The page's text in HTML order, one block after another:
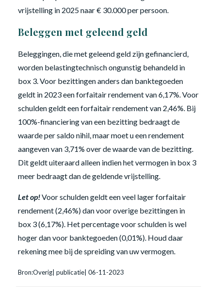
vrijstelling in 2025 naar € 30.000 per persoon.
Beleggen met geleend geld
Beleggingen, die met geleend geld zijn gefinancierd,
worden belastingtechnisch ongunstig behandeld in
box 3. Voor bezittingen anders dan banktegoeden
geldt in 2023 een forfaitair rendement van 6,17%. Voor
schulden geldt een forfaitair rendement van 2,46%. Bij
100%-financiering van een bezitting bedraagt de
waarde per saldo nihil, maar moet u een rendement
aangeven van 3,71% over de waarde van de bezitting.
Dit geldt uiteraard alleen indien het vermogen in box 3
meer bedraagt dan de geldende vrijstelling.
Let op!Voor schulden geldt een veel lager forfaitair
rendement (2,46%) dan voor overige bezittingen in
box 3 (6,17%). Het percentage voor schulden is wel
hoger dan voor banktegoeden (0,01%). Houd daar
rekening mee bij de spreiding van uw vermogen.
Bron:Overig| publicatie| 06-11-2023